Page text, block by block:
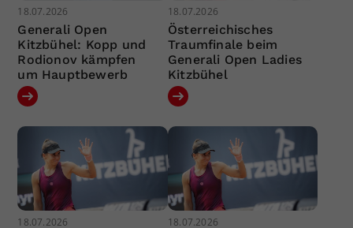
18.07.2026
Generali Open
Kitzbühel: Kopp und
Rodionov kämpfen
um Hauptbewerb
18.07.2026
Österreichisches
Traumfinale beim
Generali Open Ladies
Kitzbühel
18.07.2026 18.07.2026